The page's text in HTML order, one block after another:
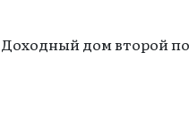
Доходный дом второй